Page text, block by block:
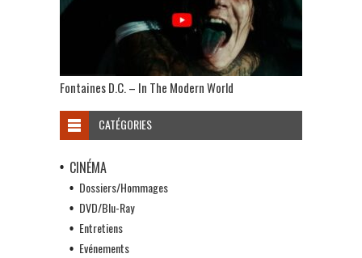
Fontaines D.C. – In The Modern World
CATÉGORIES
CINÉMA
Dossiers/Hommages
DVD/Blu-Ray
Entretiens
Evénements